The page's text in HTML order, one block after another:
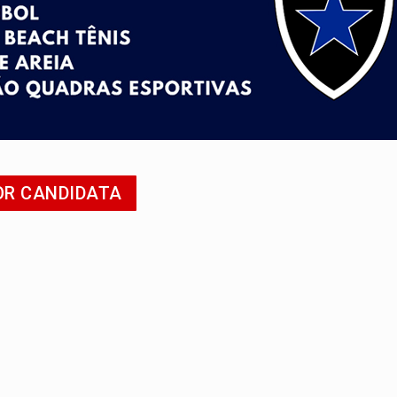
Ocampo conduz a história de uma ferrovia
ao Iphan recuperação de área atingida por erosão na EFMM
de carne assada para o almoço e o jantar
Rondônia coincide com investigação sob sigilo
CANDIDATA